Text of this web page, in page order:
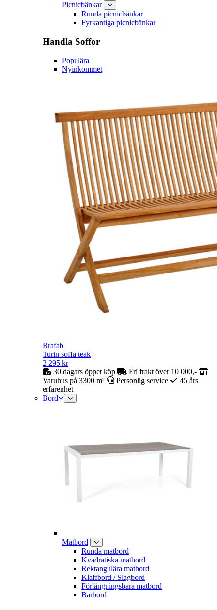
Picnicbänkar
Runda picnicbänkar
Fyrkantiga picnicbänkar
Handla Soffor
Populära
Nyinkommet
Brafab
Turin soffa teak
2 295 kr
30 dagars öppet köp
Fri frakt över 10 000,-
Varuhus på 3300 m²
Personlig service
45 års
erfarenhet
Bord
Matbord
Runda matbord
Kvadratiska matbord
Rektangulära matbord
Klaffbord / Slagbord
Förlängningsbara matbord
Barbord